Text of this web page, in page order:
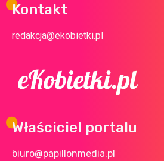
Kontakt
redakcja@ekobietki.pl
Właściciel portalu
biuro@papillonmedia.pl